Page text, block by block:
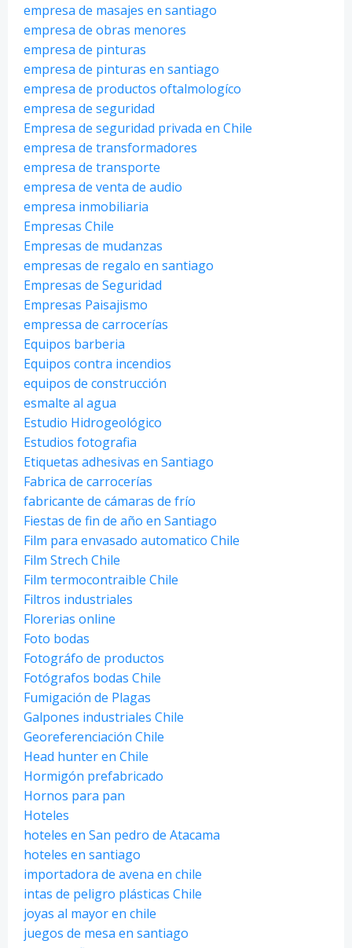
empresa de masajes en santiago
empresa de obras menores
empresa de pinturas
empresa de pinturas en santiago
empresa de productos oftalmologíco
empresa de seguridad
Empresa de seguridad privada en Chile
empresa de transformadores
empresa de transporte
empresa de venta de audio
empresa inmobiliaria
Empresas Chile
Empresas de mudanzas
empresas de regalo en santiago
Empresas de Seguridad
Empresas Paisajismo
empressa de carrocerías
Equipos barberia
Equipos contra incendios
equipos de construcción
esmalte al agua
Estudio Hidrogeológico
Estudios fotografia
Etiquetas adhesivas en Santiago
Fabrica de carrocerías
fabricante de cámaras de frío
Fiestas de fin de año en Santiago
Film para envasado automatico Chile
Film Strech Chile
Film termocontraible Chile
Filtros industriales
Florerias online
Foto bodas
Fotográfo de productos
Fotógrafos bodas Chile
Fumigación de Plagas
Galpones industriales Chile
Georeferenciación Chile
Head hunter en Chile
Hormigón prefabricado
Hornos para pan
Hoteles
hoteles en San pedro de Atacama
hoteles en santiago
importadora de avena en chile
intas de peligro plásticas Chile
joyas al mayor en chile
juegos de mesa en santiago